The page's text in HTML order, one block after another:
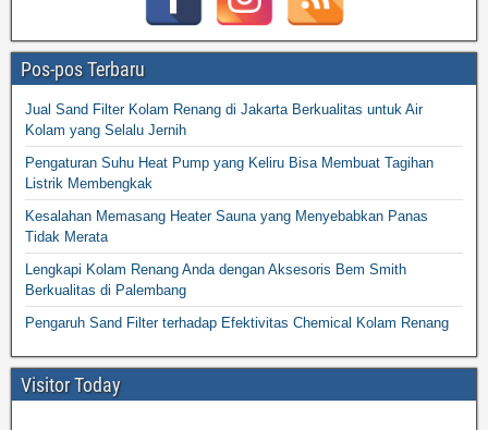
Pos-pos Terbaru
Jual Sand Filter Kolam Renang di Jakarta Berkualitas untuk Air
Kolam yang Selalu Jernih
Pengaturan Suhu Heat Pump yang Keliru Bisa Membuat Tagihan
Listrik Membengkak
Kesalahan Memasang Heater Sauna yang Menyebabkan Panas
Tidak Merata
Lengkapi Kolam Renang Anda dengan Aksesoris Bem Smith
Berkualitas di Palembang
Pengaruh Sand Filter terhadap Efektivitas Chemical Kolam Renang
Visitor Today